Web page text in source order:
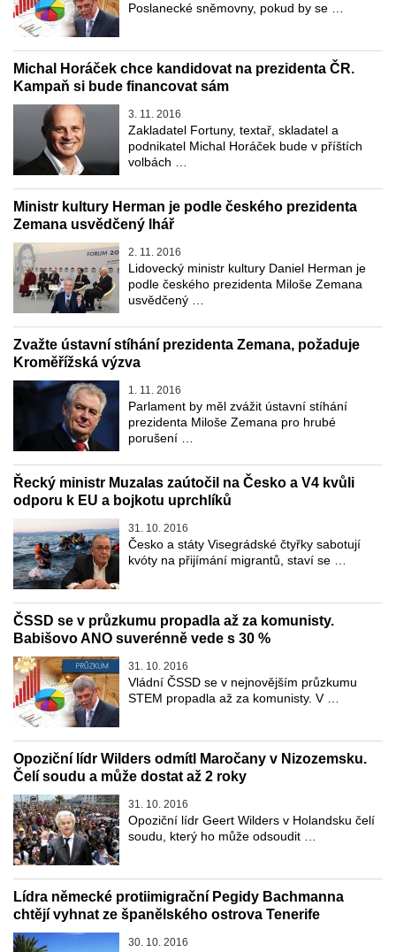
Poslanecké sněmovny, pokud by se …
Michal Horáček chce kandidovat na prezidenta ČR.
Kampaň si bude financovat sám
3. 11. 2016
Zakladatel Fortuny, textař, skladatel a
podnikatel Michal Horáček bude v příštích
volbách …
Ministr kultury Herman je podle českého prezidenta
Zemana usvědčený lhář
2. 11. 2016
Lidovecký ministr kultury Daniel Herman je
podle českého prezidenta Miloše Zemana
usvědčený …
Zvažte ústavní stíhání prezidenta Zemana, požaduje
Kroměřížská výzva
1. 11. 2016
Parlament by měl zvážit ústavní stíhání
prezidenta Miloše Zemana pro hrubé
porušení …
Řecký ministr Muzalas zaútočil na Česko a V4 kvůli
odporu k EU a bojkotu uprchlíků
31. 10. 2016
Česko a státy Visegrádské čtyřky sabotují
kvóty na přijímání migrantů, staví se …
ČSSD se v průzkumu propadla až za komunisty.
Babišovo ANO suverénně vede s 30 %
31. 10. 2016
Vládní ČSSD se v nejnovějším průzkumu
STEM propadla až za komunisty. V …
Opoziční lídr Wilders odmítl Maročany v Nizozemsku.
Čelí soudu a může dostat až 2 roky
31. 10. 2016
Opoziční lídr Geert Wilders v Holandsku čelí
soudu, který ho může odsoudit …
Lídra německé protiimigrační Pegidy Bachmanna
chtějí vyhnat ze španělského ostrova Tenerife
30. 10. 2016